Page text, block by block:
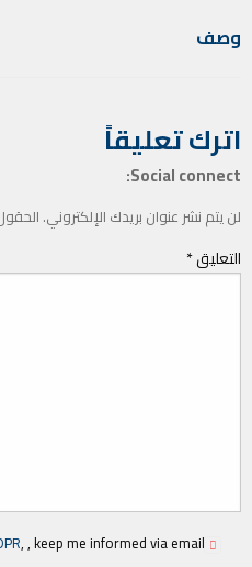
وصف
اترك تعليقاً
Social connect:
لن يتم نشر عنوان بريدك الإلكتروني.
التعليق*
, , keep me informed via email.